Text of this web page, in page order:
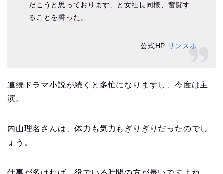
だこうと思っております」と女社長同様、奮闘す
ることを誓った。
公式HP サンスポ
連続ドラマ小説が続くと多忙になりますし、今度は主
演。
内山理名さんは、体力も気力もぎりぎりだったのでし
ょう。
仕事が多ければ、役でいる時間の方が長いですよね。